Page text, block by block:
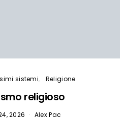
sistemi Religione
religioso
2026 Alex Pac